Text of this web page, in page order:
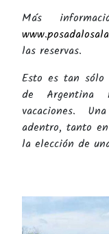
Más
las reservas.
Esto es tan
de Argentina
vacaciones.
adentro, tanto
la elección de